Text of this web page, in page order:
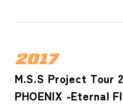
2017
M.S.S Project Tour
PHOENIX -Eternal